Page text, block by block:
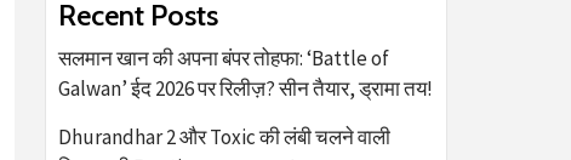
Recent Posts
सलमान खान की अपना बंपर तोहफा: ‘Battle of
Galwan’ ईद 2026 पर रिलीज़? सीन तैयार, ड्रामा तय!
Dhurandhar 2 और Toxic की लंबी चलने वाली